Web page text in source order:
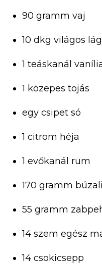
90 gramm vaj
10 dkg világos
1 teáskanál
1 közepes tojás
egy csipet só
1 citrom héja
1 evőkanál rum
170 gramm
55 gramm
14 szem egész
14 csokicsepp